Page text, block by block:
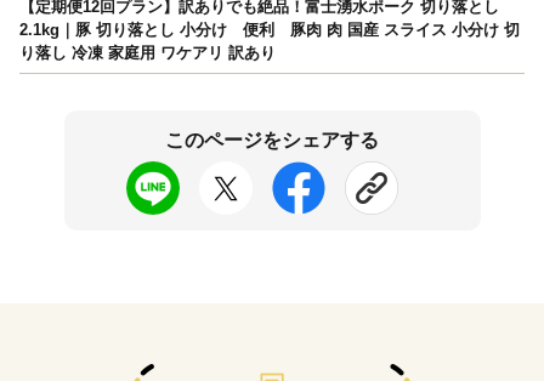
【定期便12回プラン】訳ありでも絶品！富士湧水ポーク 切り落とし
2.1kg｜豚 切り落とし 小分け 便利 豚肉 肉 国産 スライス 小分け 切
り落し 冷凍 家庭用 ワケアリ 訳あり
このページをシェアする